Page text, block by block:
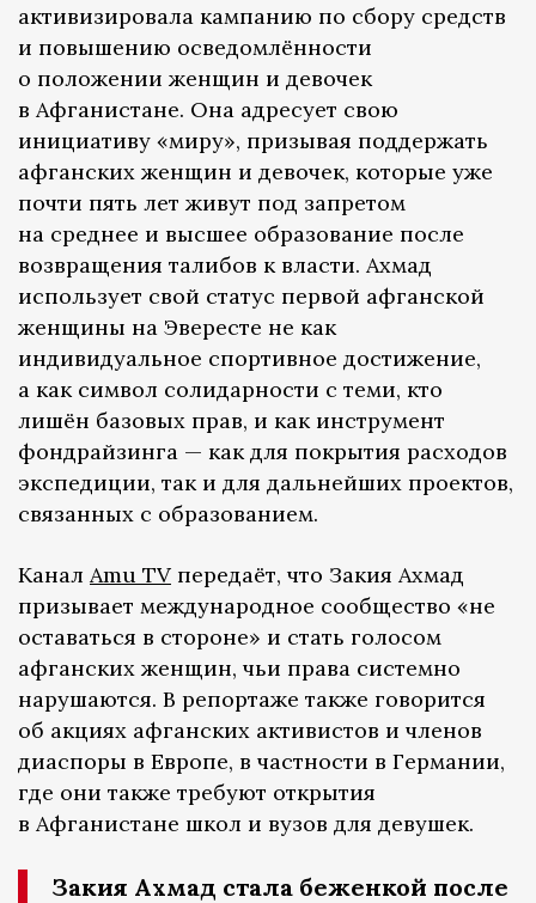
активизировала кампанию по сбору средств
и повышению осведомлённости
о положении женщин и девочек
в Афганистане. Она адресует свою
инициативу «миру», призывая поддержать
афганских женщин и девочек, которые уже
почти пять лет живут под запретом
на среднее и высшее образование после
возвращения талибов к власти. Ахмад
использует свой статус первой афганской
женщины на Эвересте не как
индивидуальное спортивное достижение,
а как символ солидарности с теми, кто
лишён базовых прав, и как инструмент
фондрайзинга — как для покрытия расходов
экспедиции, так и для дальнейших проектов,
связанных с образованием.
Канал Amu TV передаёт, что Закия Ахмад
призывает международное сообщество «не
оставаться в стороне» и стать голосом
афганских женщин, чьи права системно
нарушаются. В репортаже также говорится
об акциях афганских активистов и членов
диаспоры в Европе, в частности в Германии,
где они также требуют открытия
в Афганистане школ и вузов для девушек.
Закия Ахмад стала беженкой после